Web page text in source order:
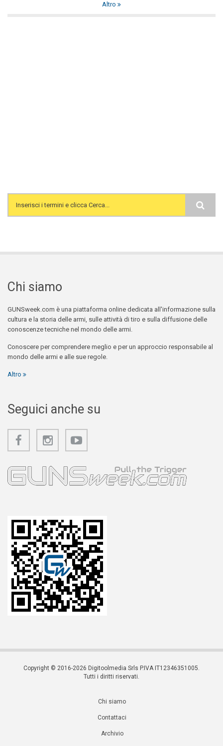
Altro
Search form
Chi siamo
GUNSweek.com è una piattaforma online dedicata all'informazione sulla
cultura e la storia delle armi, sulle attività di tiro e sulla diffusione delle
conoscenze tecniche nel mondo delle armi.
Conoscere per comprendere meglio e per un approccio responsabile al
mondo delle armi e alle sue regole.
Altro
Seguici anche su
Copyright © 2016-2026 Digitoolmedia Srls P.IVA IT12346351005.
Tutti i diritti riservati.
Chi siamo
Contattaci
Archivio